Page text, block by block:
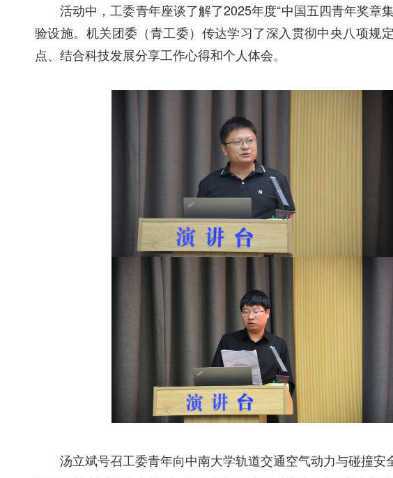
活动中，工委青年座谈了解了2025年度“中国五四青年奖
验设施。机关团委（青工委）传达学习了深入贯彻中央八项
点、结合科技发展分享工作心得和个人体会。
汤立斌号召工委青年向中南大学轨道交通空气动力与碰撞安